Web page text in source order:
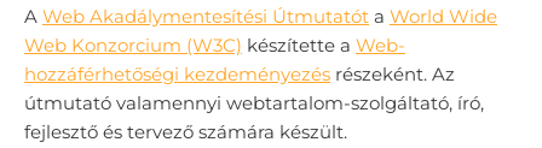
A Web Akadálymentesítési Útmutatót a World Wide
Web Konzorcium (W3C) készítette a Web-
hozzáférhetőségi kezdeményezés részeként. Az
útmutató valamennyi webtartalom-szolgáltató, író,
fejlesztő és tervező számára készült.